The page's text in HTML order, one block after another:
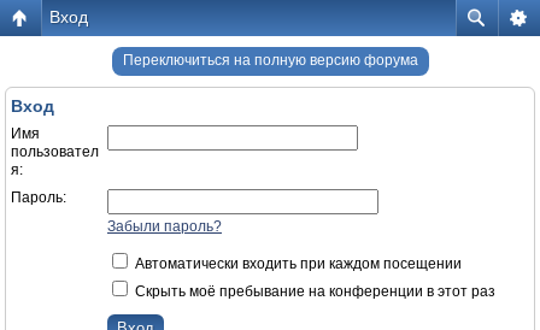
Вход
Переключиться на полную версию форума
Вход
Имя
пользовател
я:
Пароль:
Забыли пароль?
Автоматически входить при каждом посещении
Скрыть моё пребывание на конференции в этот раз